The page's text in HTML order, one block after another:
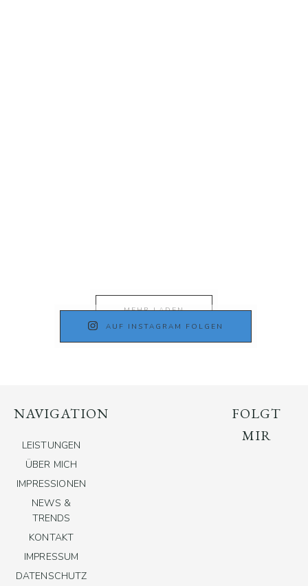
MEHR LADEN
AUF INSTAGRAM FOLGEN
NAVIGATION
LEISTUNGEN
ÜBER MICH
IMPRESSIONEN
NEWS &
TRENDS
KONTAKT
IMPRESSUM
DATENSCHUTZ
FOLGT
MIR